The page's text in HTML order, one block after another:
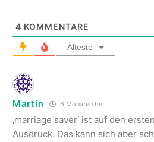
4 KOMMENTARE
Älteste
Martin 6 Monaten her
‚marriage saver‘ ist auf den
Ausdruck. Das kann sich aber